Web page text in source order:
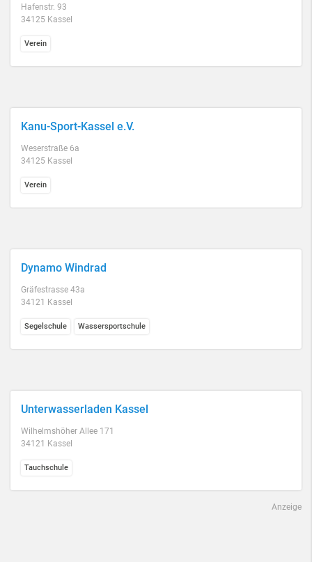
Hafenstr. 93
34125 Kassel
Verein
Kanu-Sport-Kassel e.V.
Weserstraße 6a
34125 Kassel
Verein
Dynamo Windrad
Gräfestrasse 43a
34121 Kassel
Segelschule Wassersportschule
Unterwasserladen Kassel
Wilhelmshöher Allee 171
34121 Kassel
Tauchschule
Anzeige